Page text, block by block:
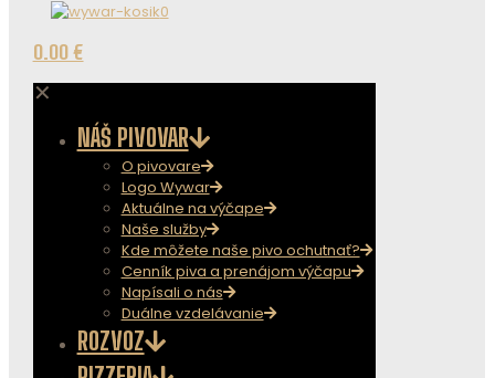
0
0.00 €
✕
NÁŠ PIVOVAR
O pivovare
Logo Wywar
Aktuálne na výčape
Naše služby
Kde môžete naše pivo ochutnať?
Cenník piva a prenájom výčapu
Napísali o nás
Duálne vzdelávanie
ROZVOZ